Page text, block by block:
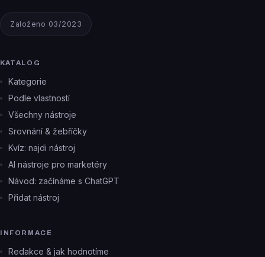
Založeno 03/2023
KATALOG
Kategorie
Podle vlastností
Všechny nástroje
Srovnání & žebříčky
Kvíz: najdi nástroj
AI nástroje pro marketéry
Návod: začínáme s ChatGPT
Přidat nástroj
INFORMACE
Redakce & jak hodnotíme